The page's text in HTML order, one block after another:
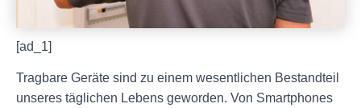
[ad_1]
Tragbare Geräte sind zu einem wesentlichen Bestandteil
unseres täglichen Lebens geworden. Von Smartphones